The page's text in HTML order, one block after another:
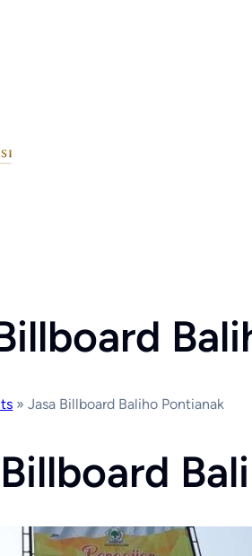
»Jasa Billboard Baliho Pontianak